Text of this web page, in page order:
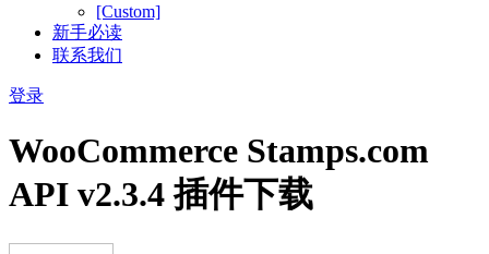
[Custom]
新手必读
联系我们
登录
WooCommerce Stamps.com
API v2.3.4 插件下载